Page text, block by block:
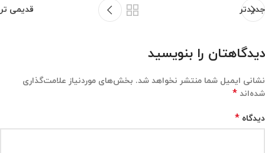
جدیدتر قدیمی تر
دیدگاهتان را بنویسید
نشانی ایمیل شما منتشر نخواهد شد. بخش‌های موردنیاز علامت‌گذاری
شده‌اند *
دیدگاه *